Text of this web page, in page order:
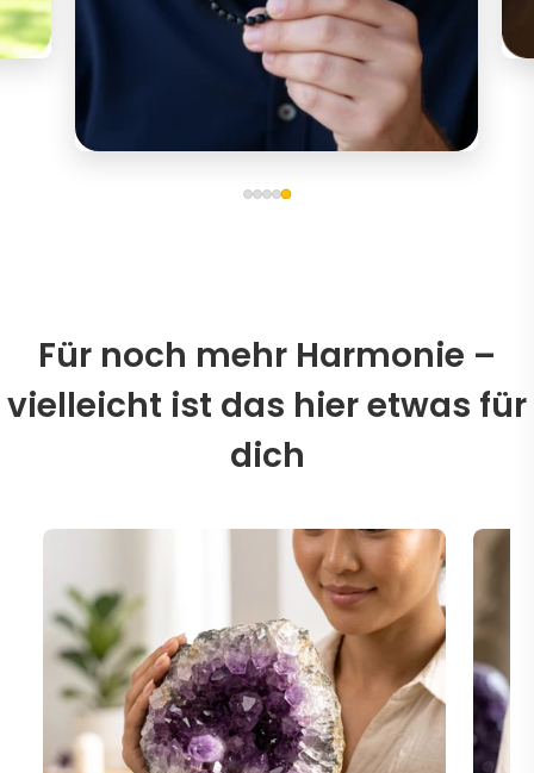
Für noch mehr Harmonie –
vielleicht ist das hier etwas für
dich